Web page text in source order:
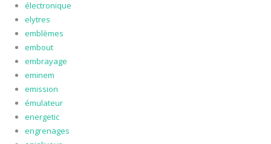
électronique
elytres
emblèmes
embout
embrayage
eminem
emission
émulateur
energetic
engrenages